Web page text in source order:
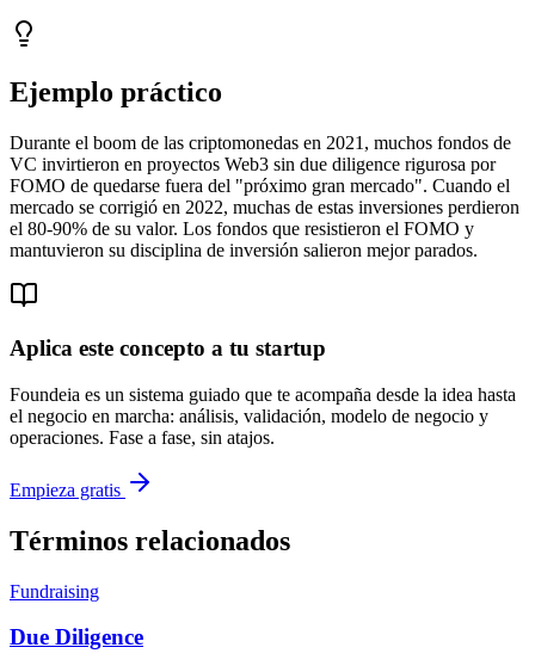
Ejemplo práctico
Durante el boom de las criptomonedas en 2021, muchos fondos de
VC invirtieron en proyectos Web3 sin due diligence rigurosa por
FOMO de quedarse fuera del "próximo gran mercado". Cuando el
mercado se corrigió en 2022, muchas de estas inversiones perdieron
el 80-90% de su valor. Los fondos que resistieron el FOMO y
mantuvieron su disciplina de inversión salieron mejor parados.
Aplica este concepto a tu startup
Foundeia es un sistema guiado que te acompaña desde la idea hasta
el negocio en marcha: análisis, validación, modelo de negocio y
operaciones. Fase a fase, sin atajos.
Empieza gratis
Términos relacionados
Fundraising
Due Diligence